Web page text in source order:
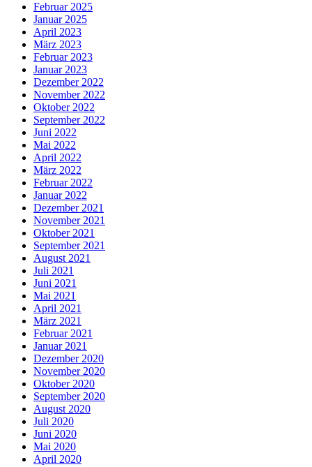
Februar 2025
Januar 2025
April 2023
März 2023
Februar 2023
Januar 2023
Dezember 2022
November 2022
Oktober 2022
September 2022
Juni 2022
Mai 2022
April 2022
März 2022
Februar 2022
Januar 2022
Dezember 2021
November 2021
Oktober 2021
September 2021
August 2021
Juli 2021
Juni 2021
Mai 2021
April 2021
März 2021
Februar 2021
Januar 2021
Dezember 2020
November 2020
Oktober 2020
September 2020
August 2020
Juli 2020
Juni 2020
Mai 2020
April 2020